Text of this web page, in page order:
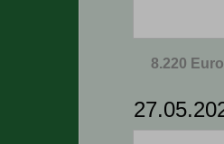
8.220